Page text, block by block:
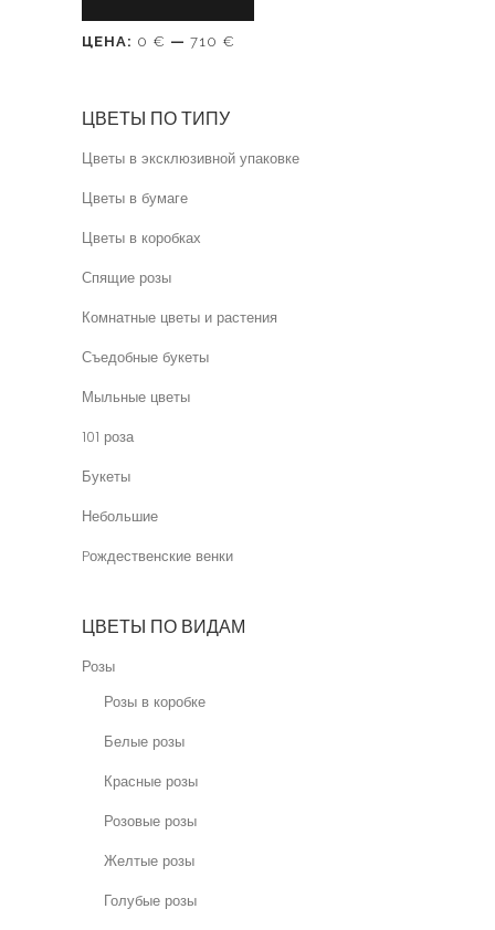
ЦЕНА: 0 € — 710 €
ЦВЕТЫ ПО ТИПУ
Цветы в эксклюзивной упаковке
Цветы в бумаге
Цветы в коробках
Спящие розы
Комнатные цветы и растения
Съедобные букеты
Мыльные цветы
101 роза
Букеты
Небольшие
Pождественские венки
ЦВЕТЫ ПО ВИДАМ
Розы
Розы в коробке
Белые розы
Красные розы
Розовые розы
Желтые розы
Голубые розы